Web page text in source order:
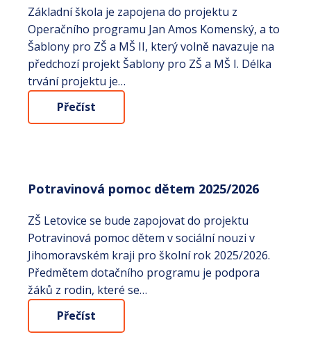
Základní škola je zapojena do projektu z
Operačního programu Jan Amos Komenský, a to
Šablony pro ZŠ a MŠ II, který volně navazuje na
předchozí projekt Šablony pro ZŠ a MŠ I. Délka
trvání projektu je…
Přečíst
Potravinová pomoc dětem 2025/2026
ZŠ Letovice se bude zapojovat do projektu
Potravinová pomoc dětem v sociální nouzi v
Jihomoravském kraji pro školní rok 2025/2026.
Předmětem dotačního programu je podpora
žáků z rodin, které se…
Přečíst